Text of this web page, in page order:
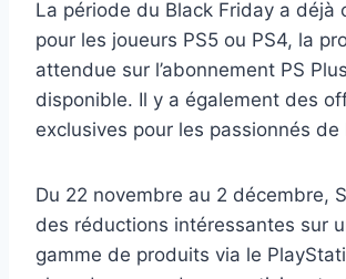
La période du Black Friday a déjà
pour les joueurs PS5 ou PS4, la
attendue sur l’abonnement PS
disponible. Il y a également des
exclusives pour les passionnés de
Du 22 novembre au 2 décembre,
des réductions intéressantes sur
gamme de produits via le